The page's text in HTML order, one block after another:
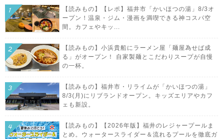
【読みもの】【レポ】福井市「かいほつの湯」8/3オ
ープン！温泉・ジム・漫画を満喫できる神コスパ空
間。カフェやキッ...
【読みもの】小浜貴船にラーメン屋「麺屋為せば成
る」がオープン！ 自家製麺とこだわりスープが自慢
の一杯。
【読みもの】福井市・リライムが「かいほつの湯」
8/3(月)にリブランドオープン。キッズエリアやカフ
ェも新設。
【読みもの】【2026年版】福井のレジャープールま
とめ。ウォータースライダー＆流れるプールを徹底ガ